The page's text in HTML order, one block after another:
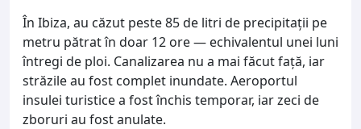
În Ibiza, au căzut peste 85 de litri de precipitații pe
metru pătrat în doar 12 ore — echivalentul unei luni
întregi de ploi. Canalizarea nu a mai făcut față, iar
străzile au fost complet inundate. Aeroportul
insulei turistice a fost închis temporar, iar zeci de
zboruri au fost anulate.